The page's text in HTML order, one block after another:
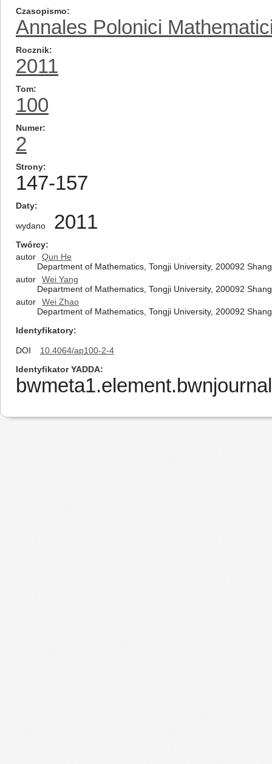
Czasopismo
Annales Polonici
Rocznik
2011
Tom
100
Numer
2
Strony
147-157
Daty
wydano 2011
Twórcy
autor
Qun He
Department of Mathematics, Tongji University, 200092
autor
Wei Yang
Department of Mathematics, Tongji University, 200092
autor
Wei Zhao
Department of Mathematics, Tongji University, 200092
Identyfikatory
DOI
10.4064/ap100-2-4
Identyfikator YADDA